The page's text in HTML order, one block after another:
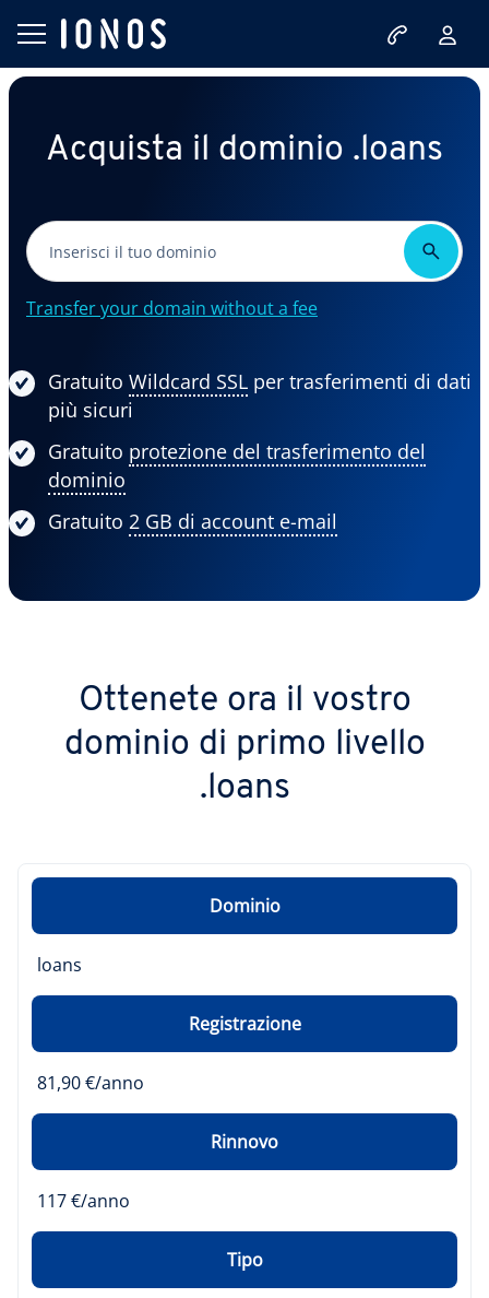
Acquista il dominio .loans
Transfer your domain without a fee
Gratuito Wildcard SSL per trasferimenti di dati
più sicuri
Gratuito protezione del trasferimento del
dominio
Gratuito 2 GB di account e-mail
Ottenete ora il vostro
dominio di primo livello
.loans
Dominio
loans
Registrazione
81,90 €/anno
Rinnovo
117 €/anno
Tipo